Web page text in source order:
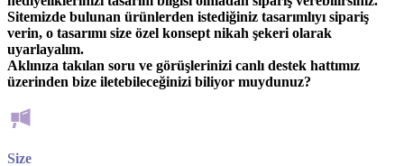
Sitemizde bulunan ürünlerden istediğiniz tasarımlıyı sipariş
verin, o tasarımı size özel konsept nikah şekeri olarak
uyarlayalım.
Aklınıza takılan soru ve görüşlerinizi canlı destek hattımız
üzerinden bize iletebileceğinizi biliyor muydunuz?
Size